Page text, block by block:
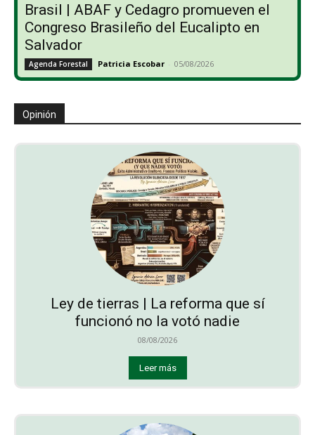
Brasil | ABAF y Cedagro promueven el
Congreso Brasileño del Eucalipto en
Salvador
Agenda Forestal Patricia Escobar - 05/08/2026
Opinión
Ley de tierras | La reforma que sí
funcionó no la votó nadie
08/08/2026
Leer más